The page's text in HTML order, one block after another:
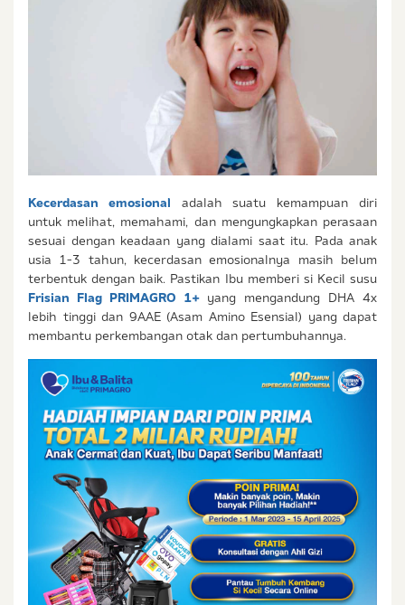
Status / Kondisi Ibu Saat Ini
Tidak Hamil dan Memiliki Anak
Sedang Hamil dan Memiliki Anak
Saya setuju dengan syarat dan ketentuan
kebijakan privasi Ibu & Balita
Saya setuju dan bersedia menerima informasi dari
Ibu & Balita, Frisian Flag Indonesia, dan partner Ibu
& Balita.
Kecerdasan emosional adalah suatu kemampuan diri
untuk melihat, memahami, dan mengungkapkan perasaan
sesuai dengan keadaan yang dialami saat itu. Pada anak
usia 1-3 tahun, kecerdasan emosionalnya masih belum
terbentuk dengan baik. Pastikan Ibu memberi si Kecil susu
Frisian Flag PRIMAGRO 1+yang mengandung DHA 4x
lebih tinggi dan 9AAE (Asam Amino Esensial) yang dapat
membantu perkembangan otak dan pertumbuhannya.